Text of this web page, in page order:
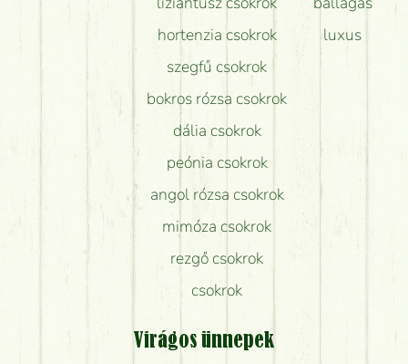
hortenzia csokrok
szegfű csokrok
bokros rózsa csokrok
dália csokrok
peónia csokrok
angol rózsa csokrok
mimóza csokrok
rezgő csokrok
csokrok
luxus
Virágos ünnepek